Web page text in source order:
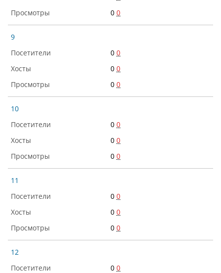
0 0
9
0 0
0 0
0 0
10
0 0
0 0
0 0
11
0 0
0 0
0 0
12
0 0